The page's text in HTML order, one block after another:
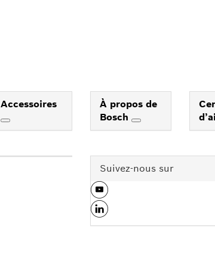
Accessoires
À propos de
Bosch
Suivez-nous sur